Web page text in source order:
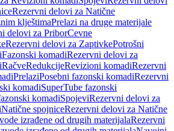
Rezervni delovi za Natične
klještimaPrelazi na druge materijale
delovi za PriborCevne
Rezervni delovi za ZaptivkePotrošni
Fazonski komadiRezervni delovi za
RačveRedukcijeRevizioni komadiRezervni
PrelaziPosebni fazonski komadiRezervni
komadiSuperTube fazonski
komadiSpojeviRezervni delovi za
Natične spojniceRezervni delovi za Natične
izrađene od drugih materijalaRezervni